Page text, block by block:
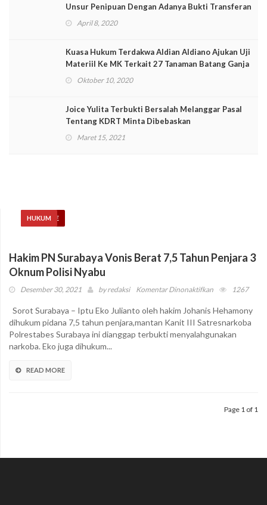
Unsur Penipuan Dengan Adanya Bukti Transferan
April 8, 2020
Kuasa Hukum Terdakwa Aldian Aldiano Ajukan Uji
Materiil Ke MK Terkait 27 Tanaman Batang Ganja
Oktober 10, 2020
Joice Yulita Terbukti Bersalah Melanggar Pasal
Tentang KDRT Minta Dibebaskan
Maret 15, 2021
HEADLINE
HUKUM
Hakim PN Surabaya Vonis Berat 7,5 Tahun Penjara 3
Oknum Polisi Nyabu
Desember 30, 2021 byredaksi Komentar Dinonaktifkanpada
PN
Surabaya
Vonis
Oknum
1267
Sorot Surabaya – Iptu Eko Julianto oleh hakim Johanis Hehamony
dihukum pidana 7,5 tahun penjara,mantan Kanit III Satresnarkoba
Polrestabes Surabaya ini dianggap terbukti menyalahgunakan
narkoba. Eko juga dihukum...
READ MORE
Page 1 of 1